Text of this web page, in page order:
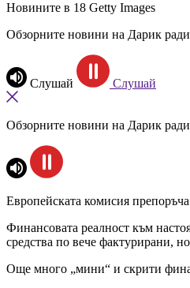
Новините в 18 Getty Images
Обзорните новини на Дарик
Слушай Слушай
Обзорните новини на Дарик
Европейската комисия
Финансовата реалност към
средства по вече фактурирани,
Още много „мини“ и скрити